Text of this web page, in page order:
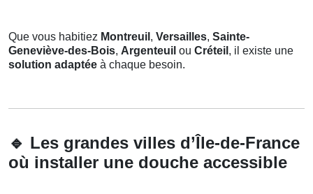
Que vous habitiez Montreuil , Versailles, Sainte-
Geneviève-des-Bois, Argenteuil ou Créteil , il existe une
solution adaptée à chaque besoin.
🔹 Les grandes villes d’Île-de-France
où installer une douche accessible